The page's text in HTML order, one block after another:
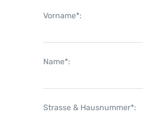
Vorname*:
Name*:
Strasse & Hausnummer*: